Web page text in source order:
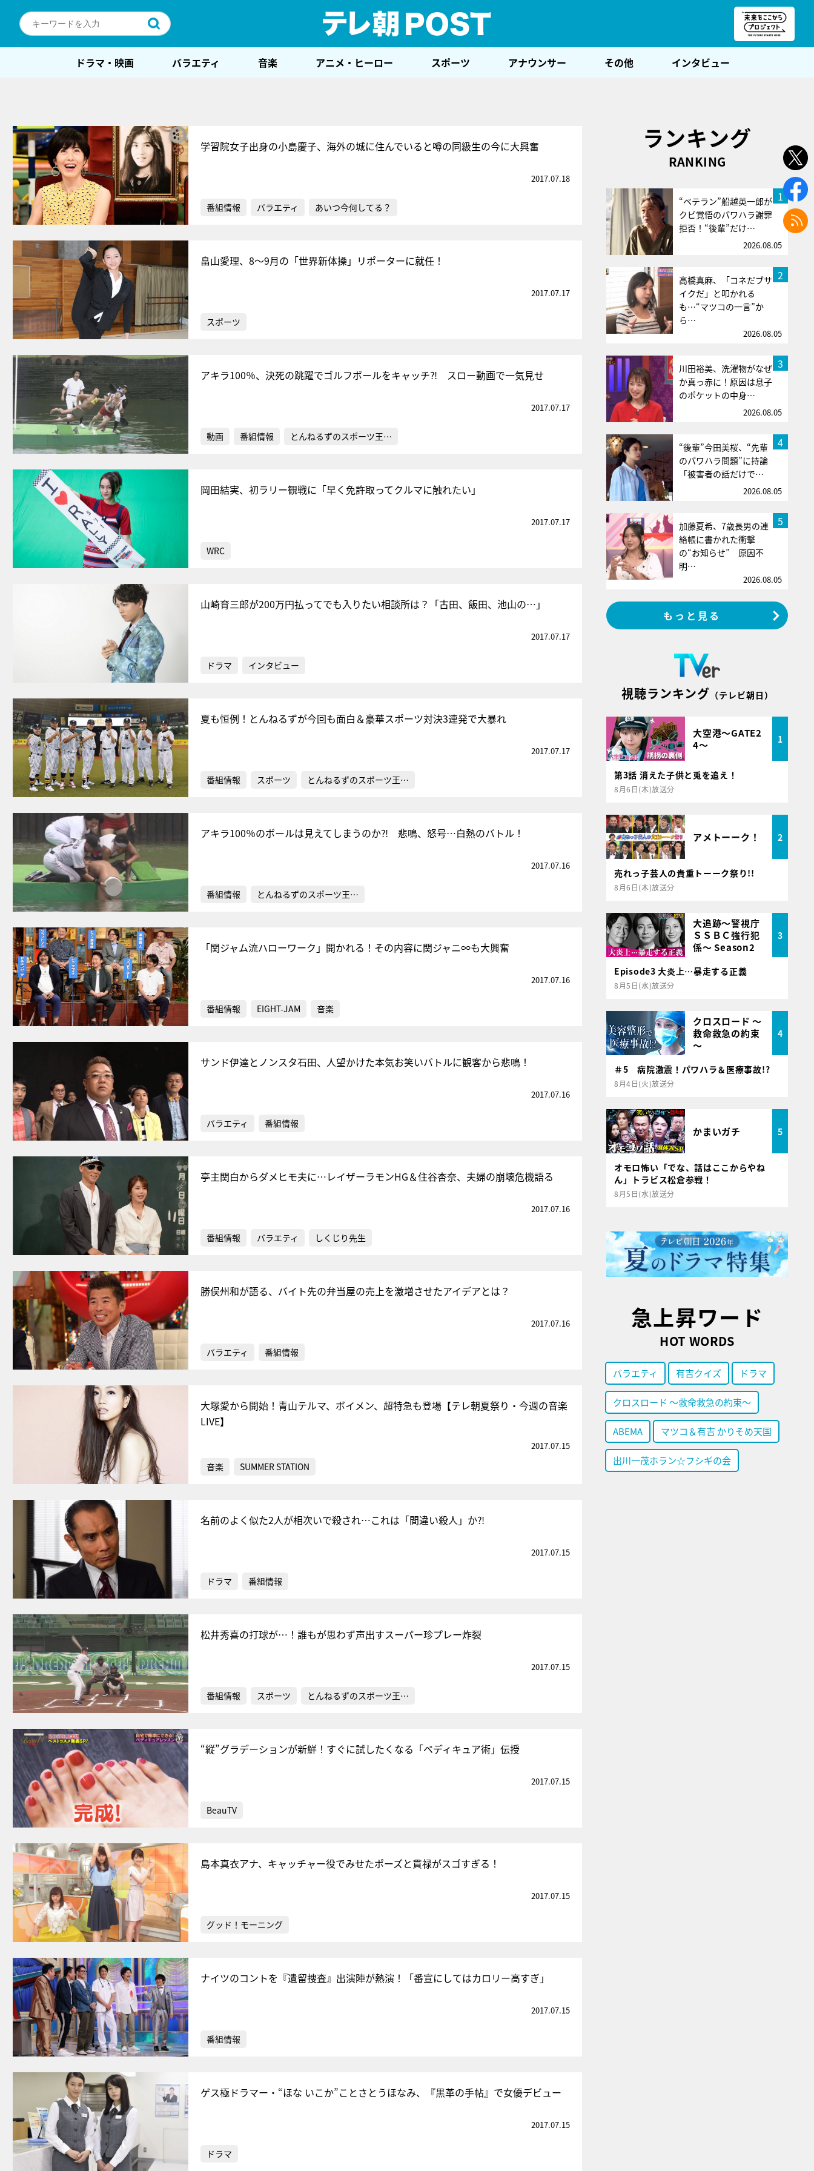
ドラマ・映画 バラエティ 音楽 アニメ・ヒーロー スポーツ アナウンサー その他 インタビュー
学習院女子出身の小島慶子、海外の城に住んでいると噂の同級生の今に大興奮
2017.07.18
番組情報 バラエティ あいつ今何してる？
畠山愛理、8～9月の「世界新体操」リポーターに就任！
2017.07.17
スポーツ
アキラ100％、決死の跳躍でゴルフボールをキャッチ⁈ スロー動画で一気見せ
2017.07.17
動画 番組情報 とんねるずのスポーツ王…
岡田結実、初ラリー観戦に「早く免許取ってクルマに触れたい」
2017.07.17
WRC
山崎育三郎が200万円払ってでも入りたい相談所は？「古田、飯田、池山の…」
2017.07.17
ドラマ インタビュー
夏も恒例！とんねるずが今回も面白＆豪華スポーツ対決3連発で大暴れ
2017.07.17
番組情報 スポーツ とんねるずのスポーツ王…
アキラ100％のボールは見えてしまうのか⁈ 悲鳴、怒号…白熱のバトル！
2017.07.16
番組情報 とんねるずのスポーツ王…
「関ジャム流ハローワーク」開かれる！その内容に関ジャニ∞も大興奮
2017.07.16
番組情報 EIGHT-JAM 音楽
サンド伊達とノンスタ石田、人望かけた本気お笑いバトルに観客から悲鳴！
2017.07.16
バラエティ 番組情報
亭主関白からダメヒモ夫に…レイザーラモンHG＆住谷杏奈、夫婦の崩壊危機語る
2017.07.16
番組情報 バラエティ しくじり先生
勝俣州和が語る、バイト先の弁当屋の売上を激増させたアイデアとは？
2017.07.16
バラエティ 番組情報
大塚愛から開始！青山テルマ、ボイメン、超特急も登場【テレ朝夏祭り・今週の音楽
LIVE】
2017.07.15
音楽 SUMMER STATION
名前のよく似た2人が相次いで殺され…これは「間違い殺人」か⁈
2017.07.15
ドラマ 番組情報
松井秀喜の打球が…！誰もが思わず声出すスーパー珍プレー炸裂
2017.07.15
番組情報 スポーツ とんねるずのスポーツ王…
“縦”グラデーションが新鮮！すぐに試したくなる「ペディキュア術」伝授
2017.07.15
BeauTV
島本真衣アナ、キャッチャー役でみせたポーズと貫禄がスゴすぎる！
2017.07.15
グッド！モーニング
ナイツのコントを『遺留捜査』出演陣が熱演！「番宣にしてはカロリー高すぎ」
2017.07.15
番組情報
ゲス極ドラマー・“ほな いこか”ことさとうほなみ、『黒革の手帖』で女優デビュー
2017.07.15
ドラマ
ランキング
RANKING
1
“ベテラン”船越英一郎が
クビ覚悟のパワハラ謝罪
拒否！“後輩”だけ…
2026.08.05
2
高橋真麻、「コネだブサ
イクだ」と叩かれる
も…“マツコの一言”か
ら…
2026.08.05
3
川田裕美、洗濯物がなぜ
か真っ赤に！原因は息子
のポケットの中身…
2026.08.05
4
“後輩”今田美桜、“先輩
のパワハラ問題”に持論
「被害者の話だけで…
2026.08.05
5
加藤夏希、7歳長男の連
絡帳に書かれた衝撃
の“お知らせ” 原因不
明…
2026.08.05
もっと見る
視聴ランキング （テレビ朝日）
大空港～GATE2
4～
1
第3話 消えた子供と兎を追え！
8月6日(木)放送分
アメトーーク！ 2
売れっ子芸人の貴重トーーク祭り!!
8月6日(木)放送分
大追跡～警視庁
ＳＳＢＣ強行犯
係～ Season2
3
Episode3 大炎上…暴走する正義
8月5日(水)放送分
クロスロード ～
救命救急の約束
～
4
＃5 病院激震！パワハラ＆医療事故!?
8月4日(火)放送分
かまいガチ 5
オモロ怖い「でな、話はここからやね
ん」トラビス松倉参戦！
8月5日(水)放送分
急上昇ワード
HOT WORDS
バラエティ 有吉クイズ ドラマ
クロスロード ～救命救急の約束～
ABEMA マツコ＆有吉 かりそめ天国
出川一茂ホラン☆フシギの会